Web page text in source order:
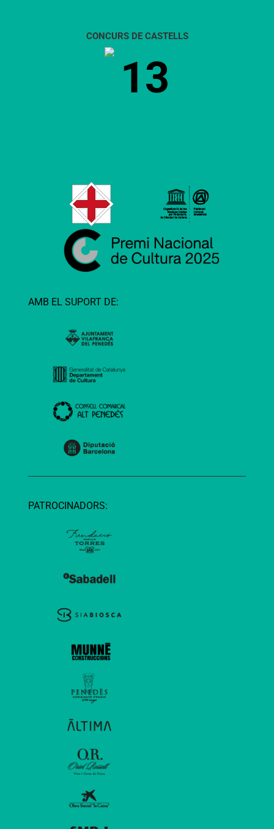
CONCURS DE CASTELLS
13
AMB EL SUPORT DE:
PATROCINADORS: